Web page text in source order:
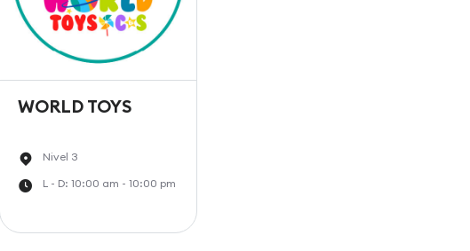
WORLD TOYS
Nivel 3
L - D: 10:00 am - 10:00 pm